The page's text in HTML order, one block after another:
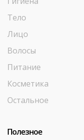
Тело
Лицо
Волосы
Питание
Косметика
Остальное
Полезное